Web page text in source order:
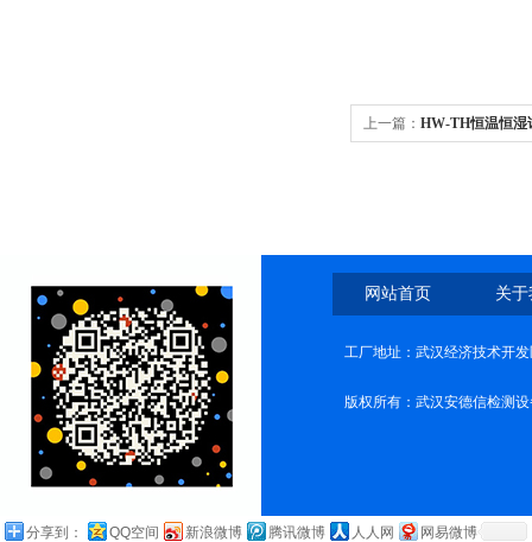
上一篇： HW-TH恒温恒湿
网站首页 关
工厂地址：武汉经济技术开
版权所有：武汉安德信检测
分享到： QQ空间 新浪微博 腾讯微博 人人网 网易微博